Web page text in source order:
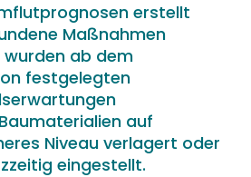
erstellt
Maßnahmen
wurden ab dem
festgelegten
auf
Niveau verlagert oder
eingestellt.